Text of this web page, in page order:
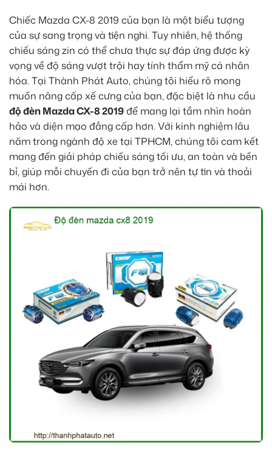
Chiếc Mazda CX-8 2019 của bạn là một biểu tượng
của sự sang trọng và tiện nghi. Tuy nhiên, hệ thống
chiếu sáng zin có thể chưa thực sự đáp ứng được kỳ
vọng về độ sáng vượt trội hay tính thẩm mỹ cá nhân
hóa. Tại Thành Phát Auto, chúng tôi hiểu rõ mong
muốn nâng cấp xế cưng của bạn, đặc biệt là nhu cầu
độ đèn Mazda CX-8 2019để mang lại tầm nhìn hoàn
hảo và diện mạo đẳng cấp hơn. Với kinh nghiệm lâu
năm trong ngành độ xe tại TPHCM, chúng tôi cam kết
mang đến giải pháp chiếu sáng tối ưu, an toàn và bền
bỉ, giúp mỗi chuyến đi của bạn trở nên tự tin và thoải
mái hơn.